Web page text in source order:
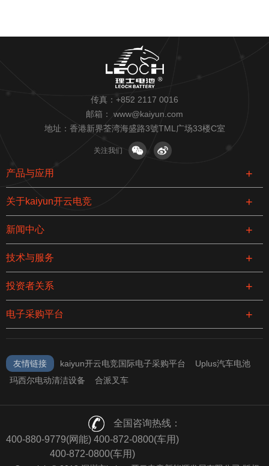
传真：+852 2117 0016
邮箱： www@kaiyun.com
地址：香港新界荃湾海盛路3號TML广场33楼C室
关注我们
产品与应用
关于kaiyun开云电竞
新闻中心
技术与服务
投资者关系
电子采购平台
友情链接 kaiyun开云电竞国际电子采购平台
Uplus汽车电池
玛西尔电动清洁设备
合派叉车
全国咨询热线：
400-880-9779(网能) 400-872-0800(车用)
400-872-0800(车用)